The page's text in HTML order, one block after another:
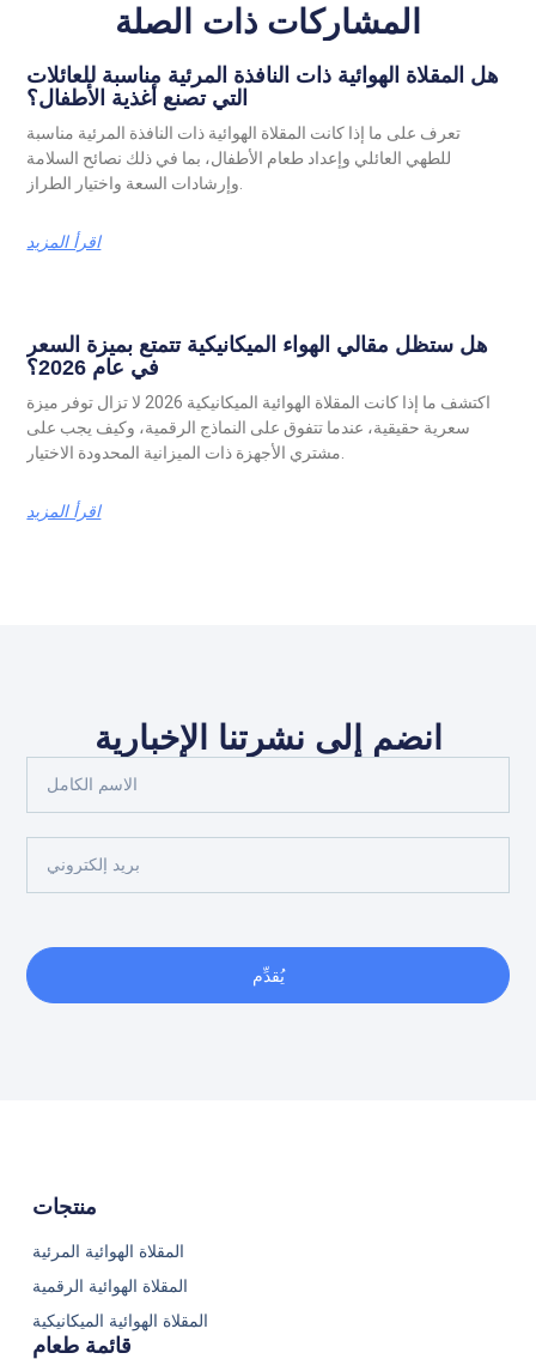
المشاركات ذات الصلة
هل المقلاة الهوائية ذات النافذة المرئية مناسبة للعائلات
التي تصنع أغذية الأطفال؟
تعرف على ما إذا كانت المقلاة الهوائية ذات النافذة المرئية مناسبة
للطهي العائلي وإعداد طعام الأطفال، بما في ذلك نصائح السلامة
وإرشادات السعة واختيار الطراز.
اقرأ المزيد
هل ستظل مقالي الهواء الميكانيكية تتمتع بميزة السعر
في عام 2026؟
اكتشف ما إذا كانت المقلاة الهوائية الميكانيكية 2026 لا تزال توفر ميزة
سعرية حقيقية، عندما تتفوق على النماذج الرقمية، وكيف يجب على
مشتري الأجهزة ذات الميزانية المحدودة الاختيار.
اقرأ المزيد
انضم إلى نشرتنا الإخبارية
يُقدِّم
منتجات
المقلاة الهوائية المرئية
المقلاة الهوائية الرقمية
المقلاة الهوائية الميكانيكية
قائمة طعام